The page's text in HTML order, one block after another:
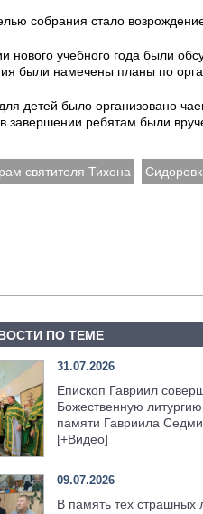
собрания стало
нового учебного года были
были намечены планы по
детей было организовано
завершении ребятам были
святителя Тихона
ПО ТЕМЕ
31.07.2026
Епископ Гавриил
Божественную
памяти Гавриила
[+Видео]
09.07.2026
В память тех страшных